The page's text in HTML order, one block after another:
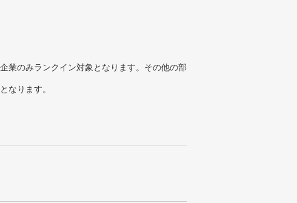
業のみランクイン対象となります。その他の部
なります。